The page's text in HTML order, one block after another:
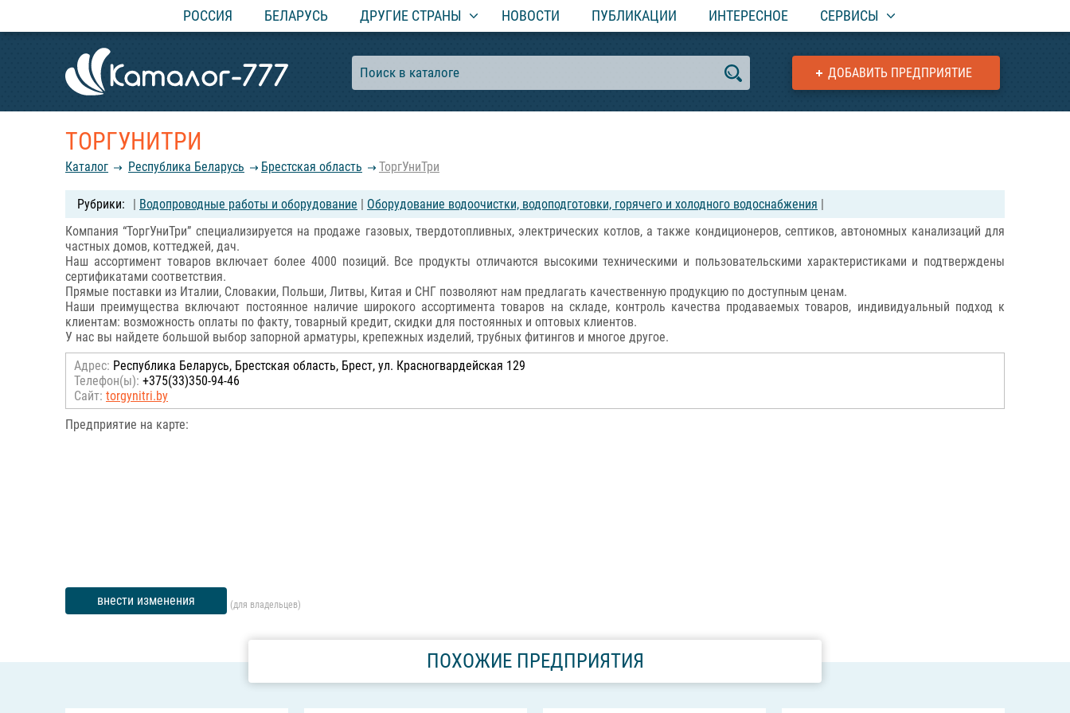
РОССИЯ БЕЛАРУСЬ ДРУГИЕ СТРАНЫ НОВОСТИ ПУБЛИКАЦИИ ИНТЕРЕСНОЕ СЕРВИСЫ
ДОБАВИТЬ ПРЕДПРИЯТИЕ
ТОРГУНИТРИ
Каталог Республика Беларусь Брестская область ТоргУниТри
| Водопроводные работы и оборудование | Оборудование водоочистки, водоподготовки, горячего и холодного водоснабжения |
Компания “ТоргУниТри” специализируется на продаже газовых, твердотопливных, электрических котлов, а также кондиционеров, септиков, автономных канализаций для
частных домов, коттеджей, дач.
Наш ассортимент товаров включает более 4000 позиций. Все продукты отличаются высокими техническими и пользовательскими характеристиками и подтверждены
сертификатами соответствия.
Прямые поставки из Италии, Словакии, Польши, Литвы, Китая и СНГ позволяют нам предлагать качественную продукцию по доступным ценам.
Наши преимущества включают постоянное наличие широкого ассортимента товаров на складе, контроль качества продаваемых товаров, индивидуальный подход к
клиентам: возможность оплаты по факту, товарный кредит, скидки для постоянных и оптовых клиентов.
У нас вы найдете большой выбор запорной арматуры, крепежных изделий, трубных фитингов и многое другое.
Адрес: Республика Беларусь, Брестская область, Брест, ул. Красногвардейская 129
Телефон(ы): +375(33)350-94-46
Сайт: torgynitri.by
Предприятие на карте:
внести изменения (для владельцев)
ПОХОЖИЕ ПРЕДПРИЯТИЯ